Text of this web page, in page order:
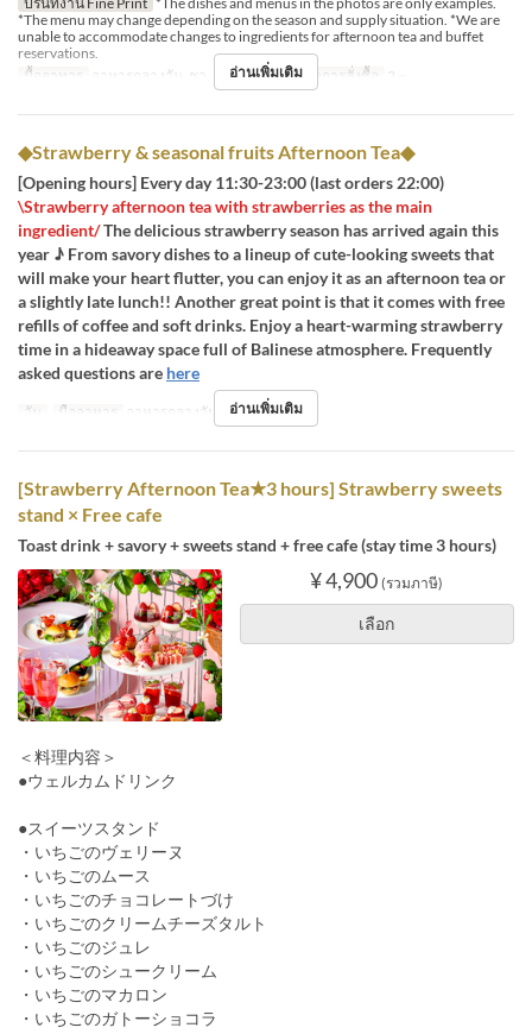
*The menu may change depending on the season and supply situation. *We are
unable to accommodate changes to ingredients for afternoon tea and buffet
reservations.
มื้ออาหาร
อาหารกลางวัน, ชา, อาหารเย็น จำกัดการสั่งซื้อ 2 ~
อ่านเพิ่มเติม
◆Strawberry & seasonal fruits Afternoon Tea◆
[Opening hours] Every day 11:30-23:00 (last orders 22:00)
\Strawberry afternoon tea with strawberries as the main
ingredient/The delicious strawberry season has arrived again this
year ♪ From savory dishes to a lineup of cute-looking sweets that
will make your heart flutter, you can enjoy it as an afternoon tea or
a slightly late lunch!! Another great point is that it comes with free
refills of coffee and soft drinks. Enjoy a heart-warming strawberry
time in a hideaway space full of Balinese atmosphere. Frequently
asked questions are here
วัน มื้ออาหาร อาหารกลางวัน, ชา, อาหารเย็น
อ่านเพิ่มเติม
[Strawberry Afternoon Tea★3 hours] Strawberry sweets
stand × Free cafe
Toast drink + savory + sweets stand + free cafe (stay time 3 hours)
¥ 4,900 (รวมภาษี)
เลือก
＜料理内容＞
●ウェルカムドリンク
●スイーツスタンド
・いちごのヴェリーヌ
・いちごのムース
・いちごのチョコレートづけ
・いちごのクリームチーズタルト
・いちごのジュレ
・いちごのシュークリーム
・いちごのマカロン
・いちごのガトーショコラ